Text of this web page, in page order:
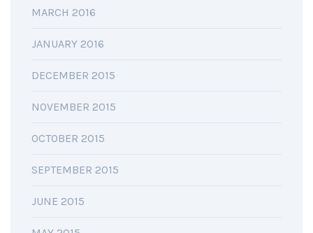
MARCH 2016
JANUARY 2016
DECEMBER 2015
NOVEMBER 2015
OCTOBER 2015
SEPTEMBER 2015
JUNE 2015